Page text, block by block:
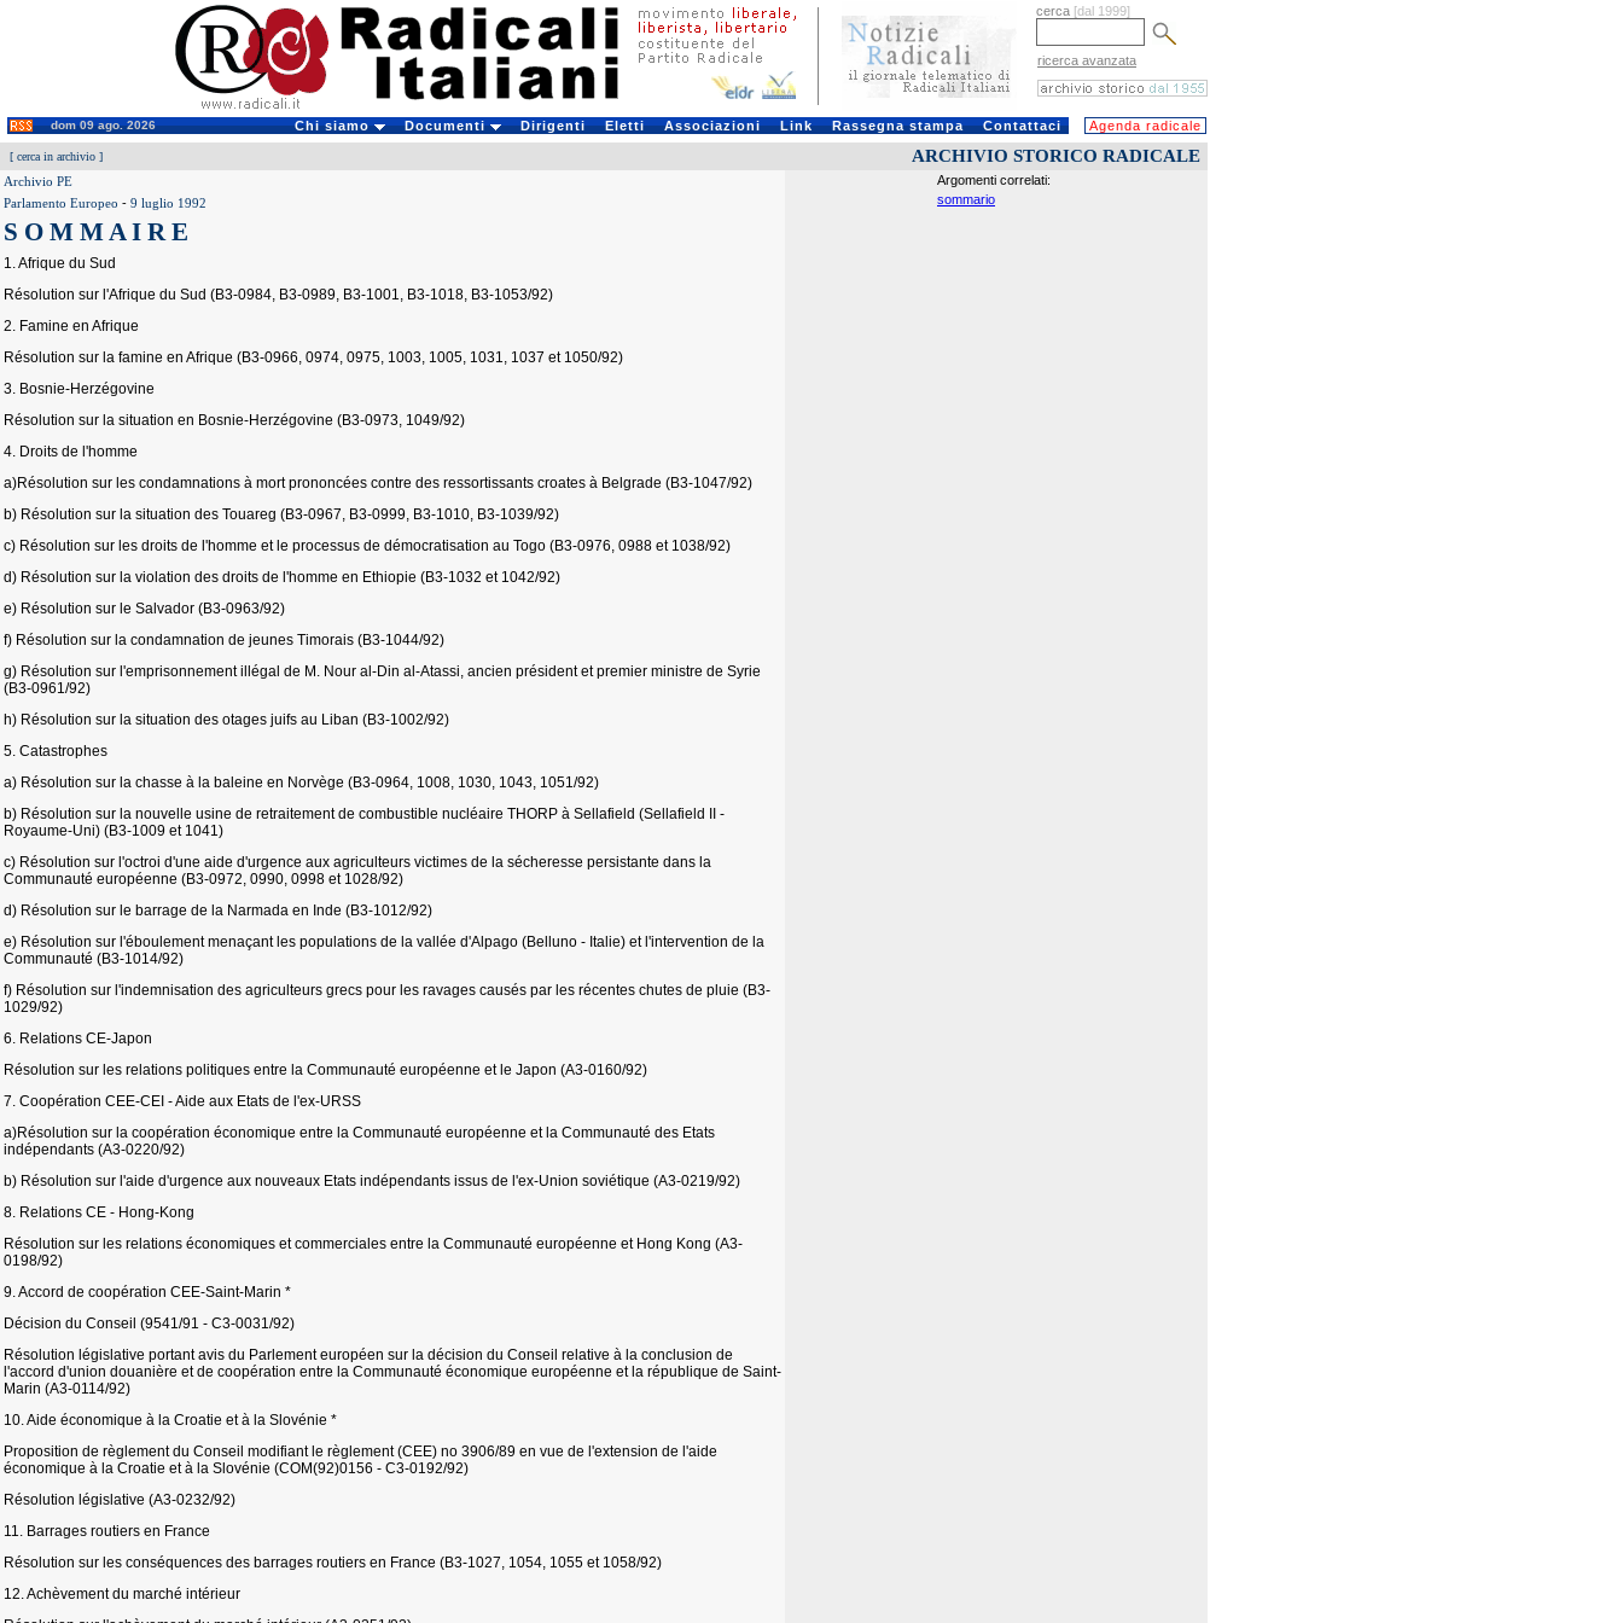
cerca [dal 1999]
ricerca avanzata
dom 09 ago. 2026 Chi siamo Documenti Dirigenti Eletti Associazioni Link Rassegna stampa Contattaci Agenda radicale
[ cerca in archivio ] ARCHIVIO STORICO RADICALE
Archivio PE
Parlamento Europeo - 9 luglio 1992
S O M M A I R E
1. Afrique du Sud
Résolution sur l'Afrique du Sud (B3-0984, B3-0989, B3-1001, B3-1018, B3-1053/92)
2. Famine en Afrique
Résolution sur la famine en Afrique (B3-0966, 0974, 0975, 1003, 1005, 1031, 1037 et 1050/92)
3. Bosnie-Herzégovine
Résolution sur la situation en Bosnie-Herzégovine (B3-0973, 1049/92)
4. Droits de l'homme
a)Résolution sur les condamnations à mort prononcées contre des ressortissants croates à Belgrade (B3-1047/92)
b) Résolution sur la situation des Touareg (B3-0967, B3-0999, B3-1010, B3-1039/92)
c) Résolution sur les droits de l'homme et le processus de démocratisation au Togo (B3-0976, 0988 et 1038/92)
d) Résolution sur la violation des droits de l'homme en Ethiopie (B3-1032 et 1042/92)
e) Résolution sur le Salvador (B3-0963/92)
f) Résolution sur la condamnation de jeunes Timorais (B3-1044/92)
g) Résolution sur l'emprisonnement illégal de M. Nour al-Din al-Atassi, ancien président et premier ministre de Syrie
(B3-0961/92)
h) Résolution sur la situation des otages juifs au Liban (B3-1002/92)
5. Catastrophes
a) Résolution sur la chasse à la baleine en Norvège (B3-0964, 1008, 1030, 1043, 1051/92)
b) Résolution sur la nouvelle usine de retraitement de combustible nucléaire THORP à Sellafield (Sellafield II -
Royaume-Uni) (B3-1009 et 1041)
c) Résolution sur l'octroi d'une aide d'urgence aux agriculteurs victimes de la sécheresse persistante dans la
Communauté européenne (B3-0972, 0990, 0998 et 1028/92)
d) Résolution sur le barrage de la Narmada en Inde (B3-1012/92)
e) Résolution sur l'éboulement menaçant les populations de la vallée d'Alpago (Belluno - Italie) et l'intervention de la
Communauté (B3-1014/92)
f) Résolution sur l'indemnisation des agriculteurs grecs pour les ravages causés par les récentes chutes de pluie (B3-
1029/92)
6. Relations CE-Japon
Résolution sur les relations politiques entre la Communauté européenne et le Japon (A3-0160/92)
7. Coopération CEE-CEI - Aide aux Etats de l'ex-URSS
a)Résolution sur la coopération économique entre la Communauté européenne et la Communauté des Etats
indépendants (A3-0220/92)
b) Résolution sur l'aide d'urgence aux nouveaux Etats indépendants issus de l'ex-Union soviétique (A3-0219/92)
8. Relations CE - Hong-Kong
Résolution sur les relations économiques et commerciales entre la Communauté européenne et Hong Kong (A3-
0198/92)
9. Accord de coopération CEE-Saint-Marin *
Décision du Conseil (9541/91 - C3-0031/92)
Résolution législative portant avis du Parlement européen sur la décision du Conseil relative à la conclusion de
l'accord d'union douanière et de coopération entre la Communauté économique européenne et la république de Saint-
Marin (A3-0114/92)
10. Aide économique à la Croatie et à la Slovénie *
Proposition de règlement du Conseil modifiant le règlement (CEE) no 3906/89 en vue de l'extension de l'aide
économique à la Croatie et à la Slovénie (COM(92)0156 - C3-0192/92)
Résolution législative (A3-0232/92)
11. Barrages routiers en France
Résolution sur les conséquences des barrages routiers en France (B3-1027, 1054, 1055 et 1058/92)
12. Achèvement du marché intérieur
Argomenti correlati:
sommario